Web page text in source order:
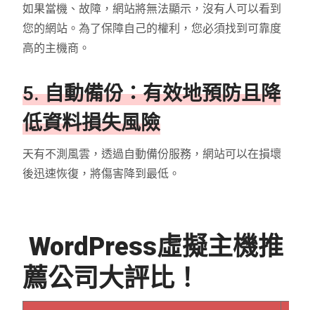
如果當機、故障，網站將無法顯示，沒有人可以看到
您的網站。為了保障自己的權利，您必須找到可靠度
高的主機商。
5. 自動備份：有效地預防且降
低資料損失風險
天有不測風雲，透過自動備份服務，網站可以在損壞
後迅速恢復，將傷害降到最低。
WordPress虛擬主機推
薦公司大評比！